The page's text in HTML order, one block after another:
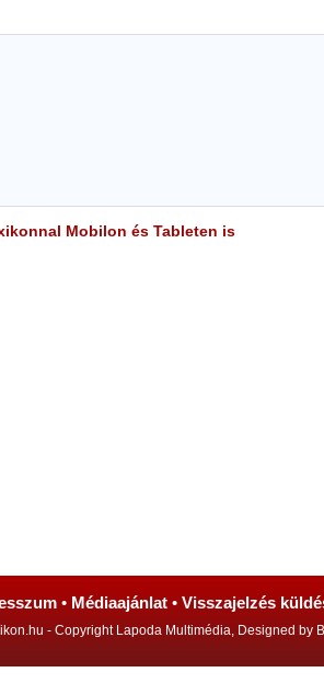
Mobilon és Tableten is
• Médiaajánlat • Visszajelzés
- Copyright Lapoda Multimédia, Designed by